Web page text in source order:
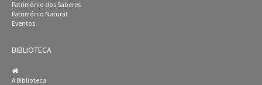
Património dos Saberes
Património Natural
Eventos
BIBLIOTECA
A Biblioteca